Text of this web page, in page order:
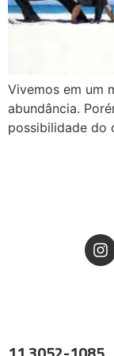
Vivemos em um
abundância.
possibilidade do